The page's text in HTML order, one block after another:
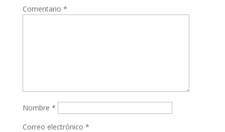
Comentario *
Nombre *
Correo electrónico *